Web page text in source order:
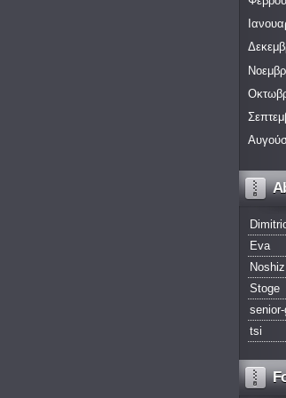
Eva
Noshiz
Stoge
tsi